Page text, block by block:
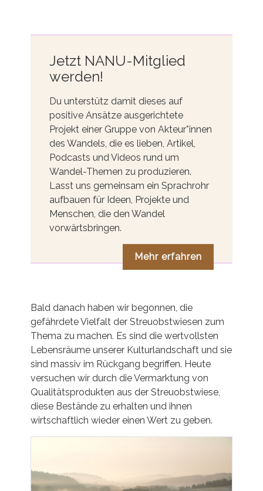
Jetzt NANU-Mitglied
werden!
Du unterstütz damit dieses auf
positive Ansätze ausgerichtete
Projekt einer Gruppe von Akteur*innen
des Wandels, die es lieben, Artikel,
Podcasts und Videos rund um
Wandel-Themen zu produzieren.
Lasst uns gemeinsam ein Sprachrohr
aufbauen für Ideen, Projekte und
Menschen, die den Wandel
vorwärtsbringen.
Mehr erfahren
Bald danach haben wir begonnen, die
gefährdete Vielfalt der Streuobstwiesen zum
Thema zu machen. Es sind die wertvollsten
Lebensräume unserer Kulturlandschaft und sie
sind massiv im Rückgang begriffen. Heute
versuchen wir durch die Vermarktung von
Qualitätsprodukten aus der Streuobstwiese,
diese Bestände zu erhalten und ihnen
wirtschaftlich wieder einen Wert zu geben.